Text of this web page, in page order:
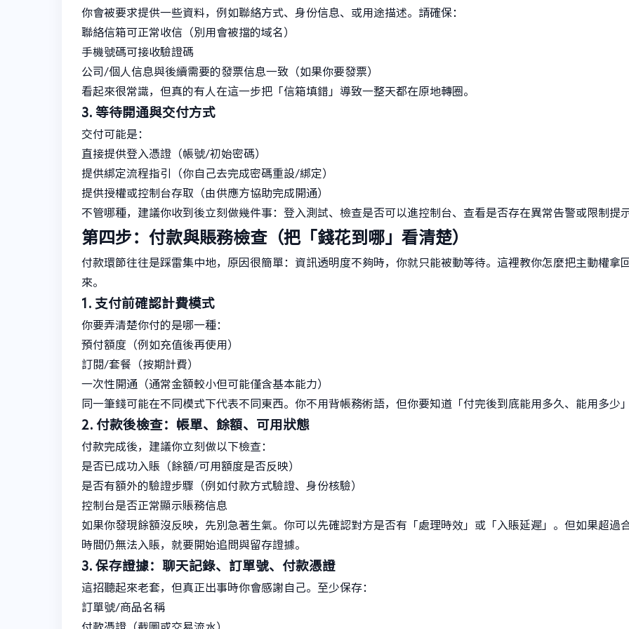
你會被要求提供一些資料，例如聯絡方式、身份信息、或用途描述。請確保：
聯絡信箱可正常收信（別用會被擋的域名）
手機號碼可接收驗證碼
公司/個人信息與後續需要的發票信息一致（如果你要發票）
看起來很常識，但真的有人在這一步把「信箱填錯」導致一整天都在原地轉圈。
3. 等待開通與交付方式
交付可能是：
直接提供登入憑證（帳號/初始密碼）
提供綁定流程指引（你自己去完成密碼重設/綁定）
提供授權或控制台存取（由供應方協助完成開通）
不管哪種，建議你收到後立刻做幾件事：登入測試、檢查是否可以進控制台、查看是否存在異常告警或限制提
第四步：付款與賬務檢查（把「錢花到哪」看清楚）
付款環節往往是踩雷集中地，原因很簡單：資訊透明度不夠時，你就只能被動等待。這裡教你怎麼把主動權拿
來。
1. 支付前確認計費模式
你要弄清楚你付的是哪一種：
預付額度（例如充值後再使用）
訂閱/套餐（按期計費）
一次性開通（通常金額較小但可能僅含基本能力）
同一筆錢可能在不同模式下代表不同東西。你不用背帳務術語，但你要知道「付完後到底能用多久、能用多少
2. 付款後檢查：帳單、餘額、可用狀態
付款完成後，建議你立刻做以下檢查：
是否已成功入賬（餘額/可用額度是否反映）
是否有額外的驗證步驟（例如付款方式驗證、身份核驗）
控制台是否正常顯示賬務信息
如果你發現餘額沒反映，先別急著生氣。你可以先確認對方是否有「處理時效」或「入賬延遲」。但如果超過
時間仍無法入賬，就要開始追問與留存證據。
3. 保存證據：聊天記錄、訂單號、付款憑證
這招聽起來老套，但真正出事時你會感謝自己。至少保存：
訂單號/商品名稱